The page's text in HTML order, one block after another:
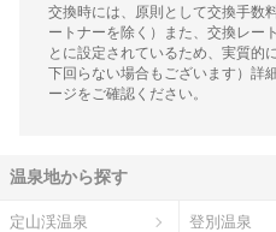
交換時には、原則として交換手数
ートナーを除く）また、交換レー
とに設定されているため、実質的
下回らない場合もございます）詳
ージをご確認ください。
温泉地から探す
定山渓温泉 登別温泉